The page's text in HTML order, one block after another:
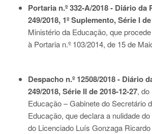
Portaria n.º 332-A/2018 - Diário da
249/2018, 1º Suplemento, Série I
Ministério da Educação, que
à Portaria n.º 103/2014, de 15 de
Despacho n.º 12508/2018 - Diário
249/2018, Série II de 2018-12-27, do
Educação – Gabinete do Secretário
Educação, que declara a nulidade
do Licenciado Luís Gonzaga